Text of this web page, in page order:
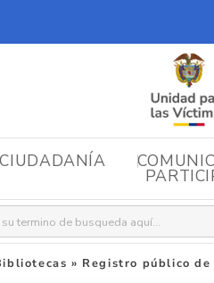
» Registro público